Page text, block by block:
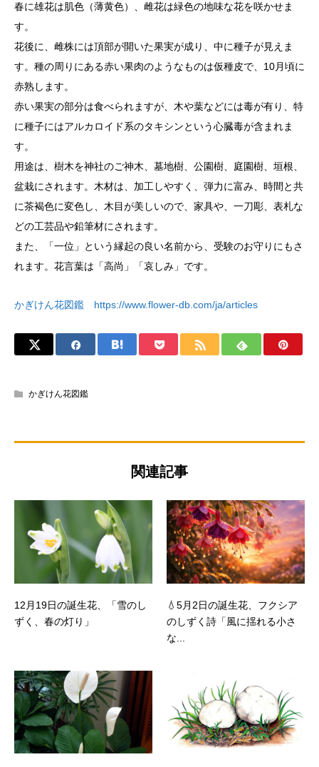
春に雄花は肌色（薄黄色）、雌花は緑色の地味な花を咲かせま
す。
花後に、雌株には頂部が開いた果実が成り、中に種子が見えま
す。種の周りにある赤い果肉のようなものは仮種皮で、10月頃に
赤熟します。
赤い果実の部分は食べられますが、木や葉などには毒が有り、特
に種子にはアルカロイド系のタキシンという心臓毒が含まれま
す。
用途は、樹木を神社のご神木、墓地樹、公園樹、庭園樹、垣根、
盆栽にされます。木材は、加工しやすく、弾力に富み、時間と共
に茶褐色に変色し、木目が美しいので、家具や、一刀彫、表札な
どの工芸品や鉛筆材にされます。
また、「一位」という縁起の良い名前から、受験のお守りにもさ
れます。花言葉は「高尚」「哀しみ」です。
かぎけん花図鑑 https://www.flower-db.com/ja/articles
かぎけん花図鑑
関連記事
12月19日の誕生花、「雪のし
ずく、春の灯り」
💧5月2日の誕生花、フクシア
のしずく詩「風に揺れる小さ
な...